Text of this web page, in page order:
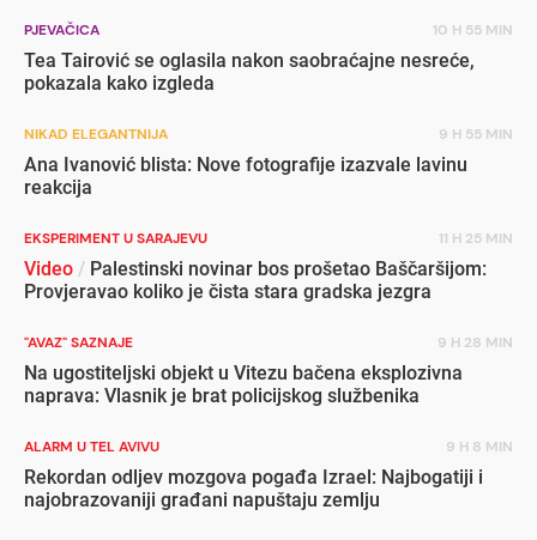
PJEVAČICA 10 H 55 MIN
Tea Tairović se oglasila nakon saobraćajne nesreće,
pokazala kako izgleda
NIKAD ELEGANTNIJA 9 H 55 MIN
Ana Ivanović blista: Nove fotografije izazvale lavinu
reakcija
EKSPERIMENT U SARAJEVU 11 H 25 MIN
Video / Palestinski novinar bos prošetao Baščaršijom:
Provjeravao koliko je čista stara gradska jezgra
"AVAZ" SAZNAJE 9 H 28 MIN
Na ugostiteljski objekt u Vitezu bačena eksplozivna
naprava: Vlasnik je brat policijskog službenika
ALARM U TEL AVIVU 9 H 8 MIN
Rekordan odljev mozgova pogađa Izrael: Najbogatiji i
najobrazovaniji građani napuštaju zemlju